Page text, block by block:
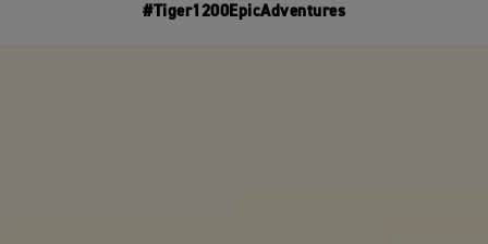
#Tiger1200EpicAdventures